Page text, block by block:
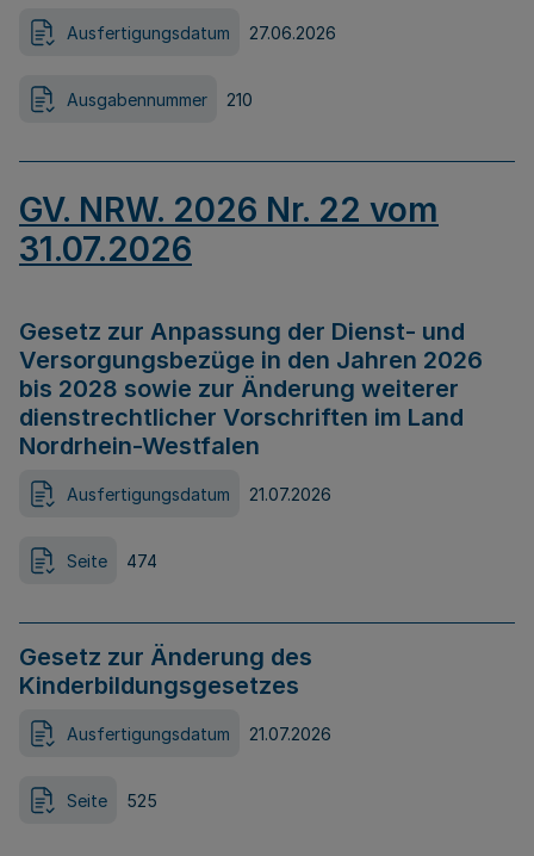
Ausfertigungsdatum 27.06.2026
Ausgabennummer 210
GV. NRW. 2026 Nr. 22 vom
31.07.2026
Gesetz zur Anpassung der Dienst- und
Versorgungsbezüge in den Jahren 2026
bis 2028 sowie zur Änderung weiterer
dienstrechtlicher Vorschriften im Land
Nordrhein-Westfalen
Ausfertigungsdatum 21.07.2026
Seite 474
Gesetz zur Änderung des
Kinderbildungsgesetzes
Ausfertigungsdatum 21.07.2026
Seite 525